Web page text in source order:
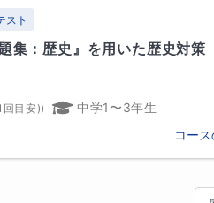
足の着いた本物の力を身につ
に絡み合う出来事の“なぜ”を
／明治大学付属中野中学校／
校／浦和明の星中学校／大宮
淑徳与野中学校／城北埼玉中
んが、東京大学をはじめと
スト
集：歴史』を用いた歴史対策
回目安))
中学1〜3年生
コー